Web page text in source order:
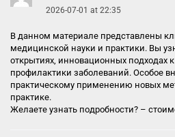
2026-07-01 at 22:35
В данном материале представлены
медицинской науки и практики. Вы
открытиях, инновационных подходах
профилактики заболеваний. Особое
практическому применению новых
практике.
Желаете узнать подробности? –